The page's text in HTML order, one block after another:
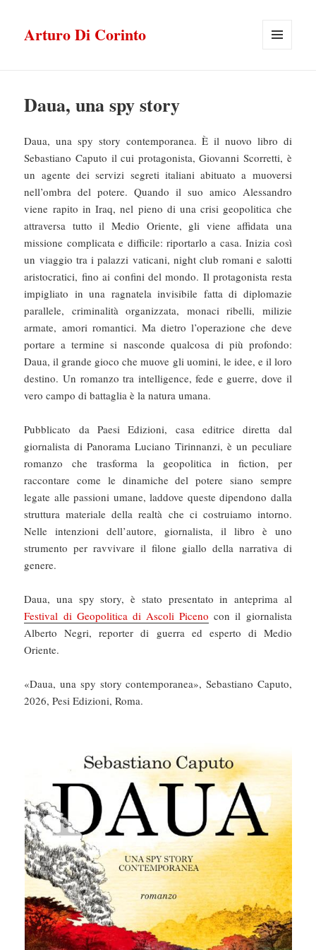
Arturo Di Corinto
Daua, una spy story
Daua, una spy story contemporanea. È il nuovo libro di
Sebastiano Caputo il cui protagonista, Giovanni Scorretti, è
un agente dei servizi segreti italiani abituato a muoversi
nell’ombra del potere. Quando il suo amico Alessandro
viene rapito in Iraq, nel pieno di una crisi geopolitica che
attraversa tutto il Medio Oriente, gli viene affidata una
missione complicata e difficile: riportarlo a casa. Inizia così
un viaggio tra i palazzi vaticani, night club romani e salotti
aristocratici, fino ai confini del mondo. Il protagonista resta
impigliato in una ragnatela invisibile fatta di diplomazie
parallele, criminalità organizzata, monaci ribelli, milizie
armate, amori romantici. Ma dietro l’operazione che deve
portare a termine si nasconde qualcosa di più profondo:
Daua, il grande gioco che muove gli uomini, le idee, e il loro
destino. Un romanzo tra intelligence, fede e guerre, dove il
vero campo di battaglia è la natura umana.
Pubblicato da Paesi Edizioni, casa editrice diretta dal
giornalista di Panorama Luciano Tirinnanzi, è un peculiare
romanzo che trasforma la geopolitica in fiction, per
raccontare come le dinamiche del potere siano sempre
legate alle passioni umane, laddove queste dipendono dalla
struttura materiale della realtà che ci costruiamo intorno.
Nelle intenzioni dell’autore, giornalista, il libro è uno
strumento per ravvivare il filone giallo della narrativa di
genere.
Daua, una spy story, è stato presentato in anteprima al
Festival di Geopolitica di Ascoli Piceno con il giornalista
Alberto Negri, reporter di guerra ed esperto di Medio
Oriente.
«Daua, una spy story contemporanea», Sebastiano Caputo,
2026, Pesi Edizioni, Roma.